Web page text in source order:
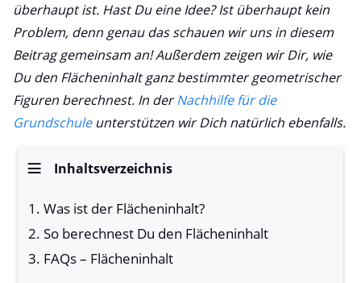
überhaupt ist. Hast Du eine Idee? Ist überhaupt kein
Problem, denn genau das schauen wir uns in diesem
Beitrag gemeinsam an! Außerdem zeigen wir Dir, wie
Du den Flächeninhalt ganz bestimmter geometrischer
Figuren berechnest. In derNachhilfe für die
Grundschuleunterstützen wir Dich natürlich ebenfalls.
Inhaltsverzeichnis
Was ist der Flächeninhalt?
So berechnest Du den Flächeninhalt
FAQs – Flächeninhalt